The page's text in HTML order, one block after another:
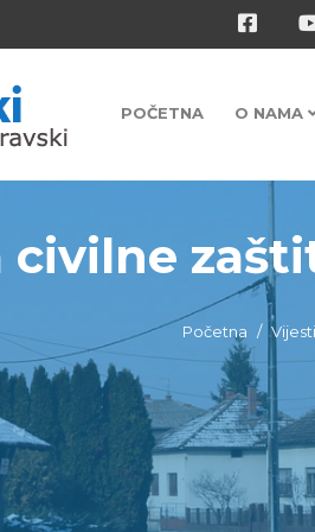
POČETNA O NAMA
civilne
Početna Vijesti